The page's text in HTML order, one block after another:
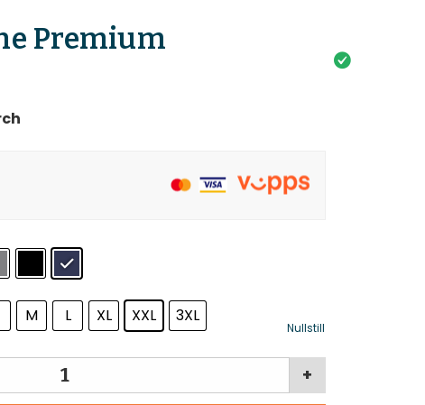
Premium
M L XL XXL 3XL
Nullstill
+